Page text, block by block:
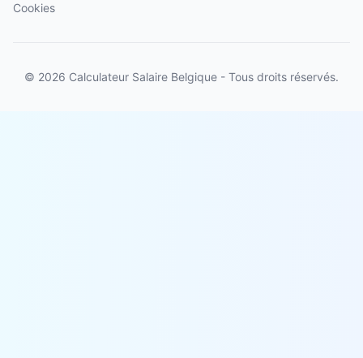
Cookies
© 2026 Calculateur Salaire Belgique - Tous droits réservés.